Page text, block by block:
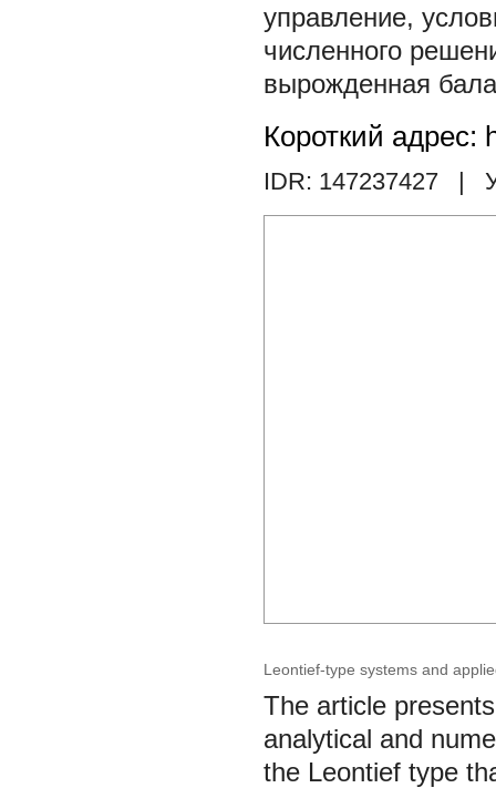
управление,
численного
вырожденная
Короткий адрес:
IDR: 147237427 |
Leontief-type systems and
The article
analytical and
the Leontief type